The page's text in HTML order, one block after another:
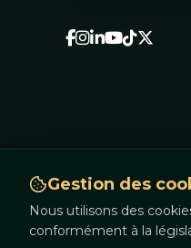
Gestion des
Nous utilisons des
conformément à la
© Aymen Promotion